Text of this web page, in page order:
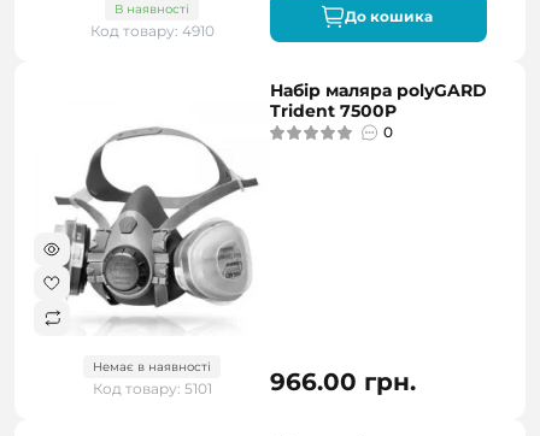
В наявності
Код товару: 4910
До кошика
Немає в наявності
Код товару: 5101
Набір маляра polyGARD
Trident 7500P
0
966.00 грн.